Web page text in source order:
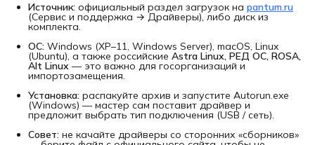
Источник: официальный раздел загрузок на pantum.ru
(Сервис и поддержка → Драйверы), либо диск из
комплекта.
ОС: Windows (XP–11, Windows Server), macOS, Linux
(Ubuntu), а также российские Astra Linux, РЕД ОС, ROSA,
Alt Linux — это важно для госорганизаций и
импортозамещения.
Установка: распакуйте архив и запустите Autorun.exe
(Windows) — мастер сам поставит драйвер и
предложит выбрать тип подключения (USB / сеть).
Совет: не качайте драйверы со сторонних «сборников»